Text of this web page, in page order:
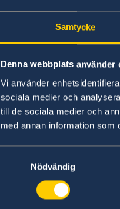
Samtycke
Denna webbplats använder
Vi använder
sociala medier och
till de sociala medier och
med annan information som
Nödvändig